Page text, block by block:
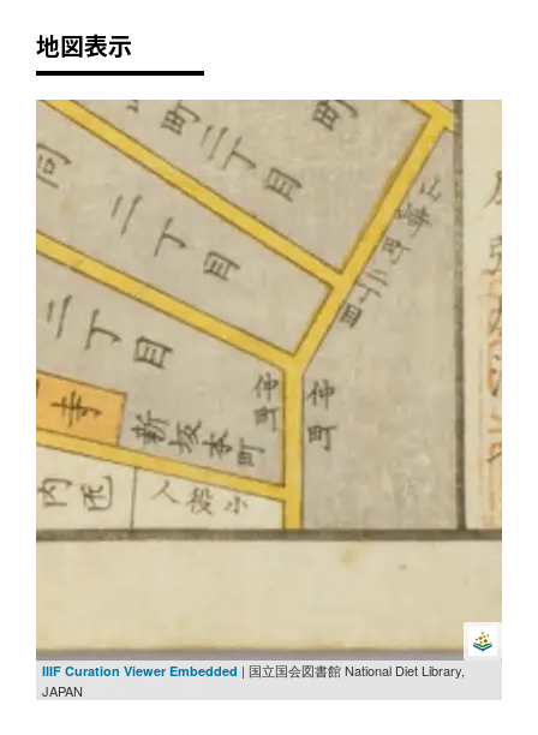
地図表示
+
-
IIIF Curation Viewer Embedded | 国立国会図書館 National Diet Library,
JAPAN